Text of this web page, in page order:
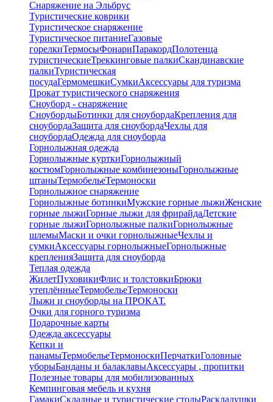
Снаряжение на Эльбрус
Туристические коврики
Туристическое снаряжение
Туристическое питаниеГазовые
горелкиТермосыФонариПаракордПолотенца
туристическиеТреккинговые палкиСкандинавские
палкиТуристическая
посудаГермомешкиСумкиАксессуары для туризма
Прокат туристического снаряжения
Сноуборд - снаряжение
СноубордыБотинки для сноубордаКрепления для
сноубордаЗащита для сноубордаЧехлы для
сноубордаОдежда для сноуборда
Горнолыжная одежда
Горнолыжные курткиГорнолыжный
костюмГорнолыжные комбинезоныГорнолыжные
штаныТермобельеТермоноски
Горнолыжное снаряжение
Горнолыжные ботинкиМужские горные лыжиЖенские
горные лыжиГорные лыжи для фрирайдаДетские
горные лыжиГорнолыжные палкиГорнолыжные
шлемыМаски и очки горнолыжныеЧехлы и
сумкиАксессуары горнолыжныеГорнолыжные
крепленияЗащита для сноуборда
Теплая одежда
ЖилетПуховикиФлис и толстовкиБрюки
утеплённыеТермобельеТермоноски
Лыжи и сноуборды на ПРОКАТ.
Очки для горного туризма
Подарочные карты
Одежда аксессуары
Кепки и
панамыТермобельеТермоноскиПерчаткиГоловные
уборыБанданы и балаклавыАксессуары , пропитки
Полезные товары для мобилизованных
Кемпинговая мебель и кухня
ГамакиСкладные и туристические столыРаскладушки